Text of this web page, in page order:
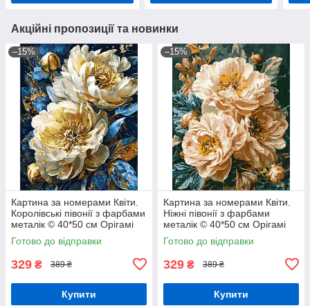
Акційні пропозиції та новинки
–15%
Картина за номерами Квіти.
Королівські півонії з фарбами
металік © 40*50 см Орігамі
LW 31470-01
Готово до відправки
329 ₴ 389 ₴
Купити
–15%
Картина за номерами Квіти.
Ніжні півонії з фарбами
металік © 40*50 см Орігамі
LW 3159-01
Готово до відправки
329 ₴ 389 ₴
Купити